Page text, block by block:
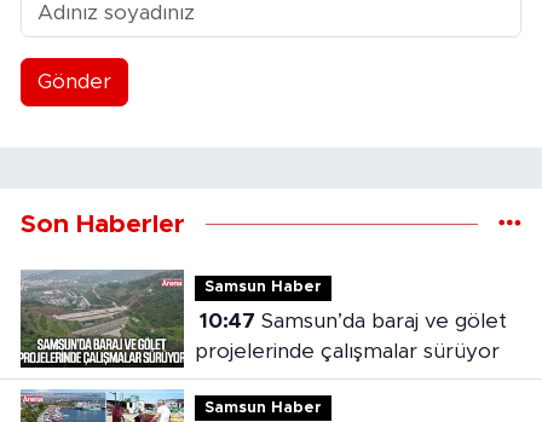
Gönder
Son Haberler
Samsun Haber
10:47
projelerinde çalışmalar sürüyor
Samsun Haber